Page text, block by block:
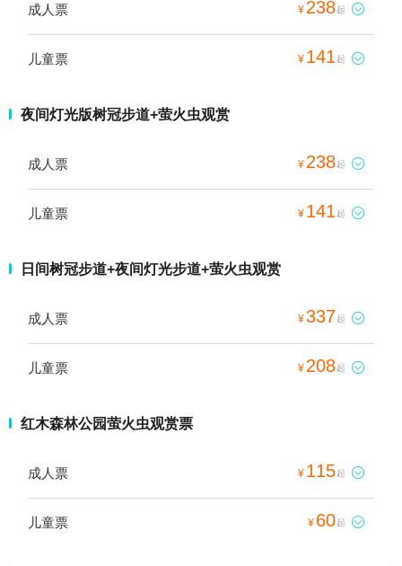
成人票 ¥ 238起 
儿童票 ¥ 141 起 
夜间灯光版树冠步道+萤火虫观赏
成人票 ¥ 238起 
儿童票 ¥ 141 起 
日间树冠步道+夜间灯光步道+萤火虫观赏
成人票 ¥337起 
儿童票 ¥ 208起 
红木森林公园萤火虫观赏票
成人票 ¥ 115起 
儿童票 ¥ 60起 